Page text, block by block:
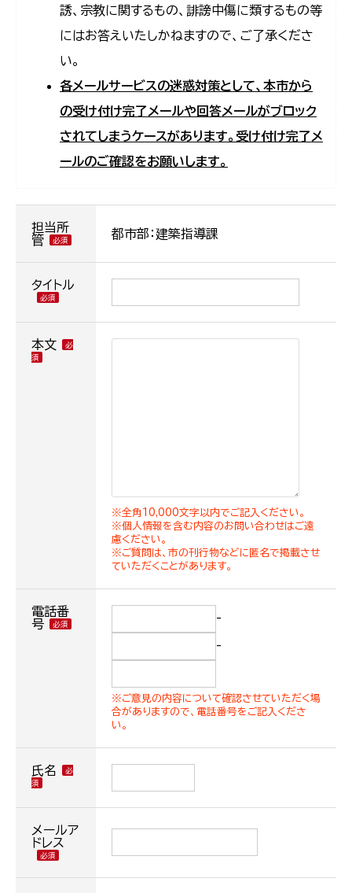
誘、宗教に関するもの、誹謗中傷に類するもの等
にはお答えいたしかねますので、ご了承くださ
い。
各メールサービスの迷惑対策として、本市から
の受け付け完了メールや回答メールがブロック
されてしまうケースがあります。受け付け完了メ
ールのご確認をお願いします。
担当所
管
都市部：建築指導課
タイトル
本文
※全角10,000文字以内でご記入ください。
※個人情報を含む内容のお問い合わせはご遠
慮ください。
※ご質問は、市の刊行物などに匿名で掲載させ
ていただくことがあります。
電話番
号
-
-
※ご意見の内容について確認させていただく場
合がありますので、電話番号をご記入くださ
い。
氏名
メールア
ドレス